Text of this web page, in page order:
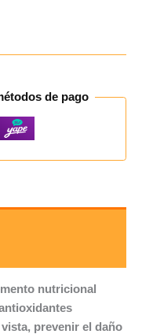
de pago
nutricional
prevenir el daño